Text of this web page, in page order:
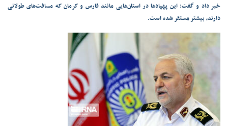
خبر داد و گفت: این پهپادها در استان‌هایی مانند فارس و کرمان که مسافت‌های طولانی
دارند، بیشتر مستقر شده است.